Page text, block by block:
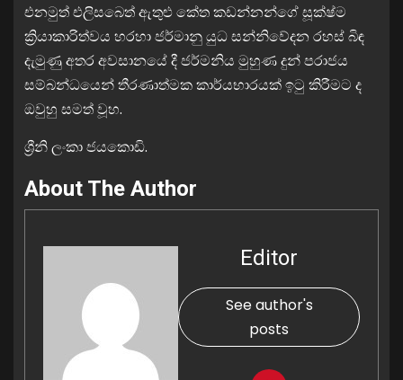
එනමුත් එලිසබෙත් ඇතුළු කේත කඩන්නන්ගේ සූක්ෂ්ම
ක්‍රියාකාරිත්වය හරහා ජර්මානු යුධ සන්නිවේදන රහස් බිඳ
දැමුණු අතර අවසානයේ දී ජර්මනිය මුහුණ දුන් පරාජය
සම්බන්ධයෙන් තීරණාත්මක කාර්යභාරයක් ඉටු කිරීමට ද
ඔවුහු සමත් වූහ.
ශ්‍රීනි ලංකා ජයකොඩි.
About The Author
Editor
See author's
posts